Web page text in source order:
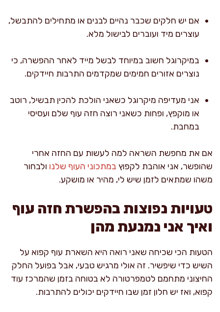
אם יש חלקים שכבר נהיים לבנים או מתחילים להתבשל,
עוצרים מיד ועוברים לבישול מלא.
במיקרוגל חשוב במיוחד לבשל מייד לאחר ההפשרה, כי
נוצרים אזורים חמימים שמקדמים התרבות חיידקים.
אני מעדיפה מיקרוגל כשאני הולכת להכין תבשיל, רוטב
או מוקפץ, ופחות כשאני רוצה חזה עוף שלם ועסיסי
במחבת.
אם את מחפשת השראה למה לעשות עם החזה אחרי
שהופשר, אני אוהבת לקפוץ במתכוני העוף שלנו ולבחור
משהו שמתאים לזמן שיש לי, מהיר או מושקע.
טעויות נפוצות בהפשרת חזה עוף
ואיך אני נמנעת מהן
הטעות הכי שכיחה שאני רואה היא השארת עוף קפוא על
השיש כדי שיפשיר. זה אולי מרגיש טבעי, אבל בפועל החלק
החיצוני מתחמם לטמפרטורה לא בטוחה בזמן שהמרכז עוד
קפוא, ואז יש חלון זמן שבו חיידקים יכולים להתרבות.